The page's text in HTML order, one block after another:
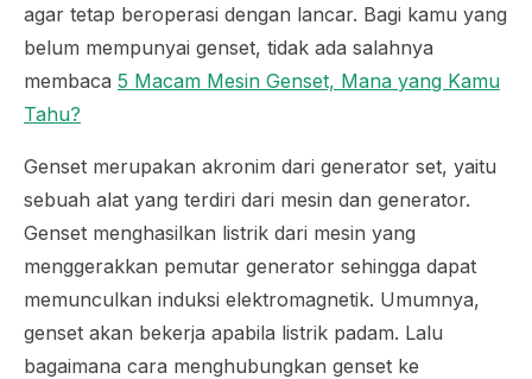
agar tetap beroperasi dengan lancar. Bagi kamu yang
belum mempunyai genset, tidak ada salahnya
membaca 5 Macam Mesin Genset, Mana yang Kamu
Tahu?
Genset merupakan akronim dari generator set, yaitu
sebuah alat yang terdiri dari mesin dan generator.
Genset menghasilkan listrik dari mesin yang
menggerakkan pemutar generator sehingga dapat
memunculkan induksi elektromagnetik. Umumnya,
genset akan bekerja apabila listrik padam. Lalu
bagaimana cara menghubungkan genset ke